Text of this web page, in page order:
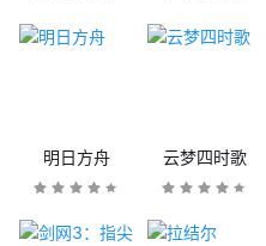
明日方舟 云梦四时歌